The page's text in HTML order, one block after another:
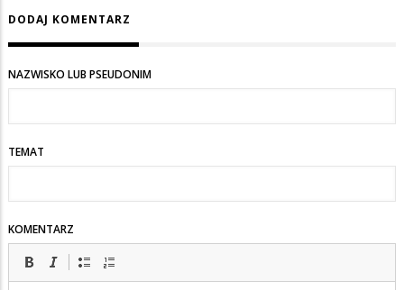
DODAJ KOMENTARZ
NAZWISKO LUB PSEUDONIM
TEMAT
KOMENTARZ